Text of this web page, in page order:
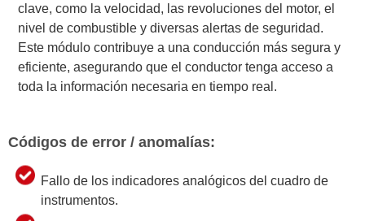
clave, como la velocidad, las revoluciones del motor, el
nivel de combustible y diversas alertas de seguridad.
Este módulo contribuye a una conducción más segura y
eficiente, asegurando que el conductor tenga acceso a
toda la información necesaria en tiempo real.
Códigos de error / anomalías:
Fallo de los indicadores analógicos del cuadro de
instrumentos.